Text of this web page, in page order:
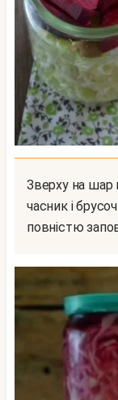
Зверху на шар капусти покладіть подрібнений
часник і
повністю